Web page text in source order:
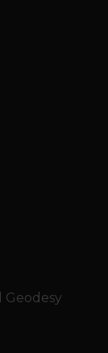
Geodesy